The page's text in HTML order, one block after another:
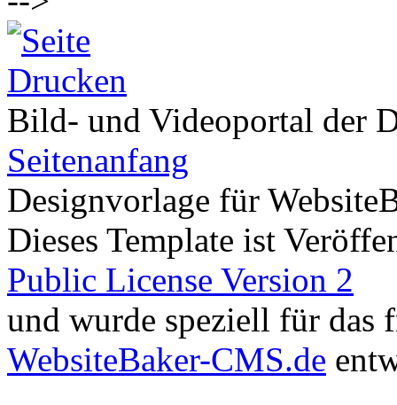
Bild- und Videoportal der
Seitenanfang
Designvorlage für
Dieses Template ist
Public License Version 2
und wurde speziell für das
WebsiteBaker-CMS.de